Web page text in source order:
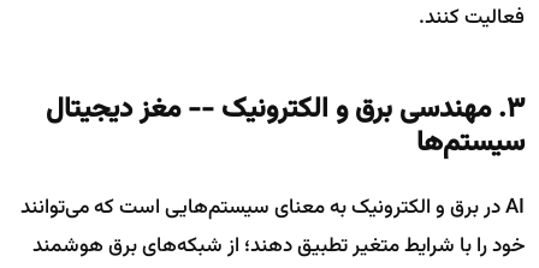
فعالیت کنند.
۳. مهندسی برق و الکترونیک -- مغز دیجیتال
سیستم‌ها
AI در برق و الکترونیک به معنای سیستم‌هایی است که می‌توانند
خود را با شرایط متغیر تطبیق دهند؛ از شبکه‌های برق هوشمند